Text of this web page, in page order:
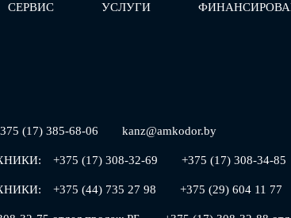
СЕРВИС УСЛУГИ
(17) 385-68-06 kanz@amkodor.by
+375 (17) 308-32-69 +375 (17) 308-34-85
+375 (44) 735 27 98 +375 (29) 604 11 77